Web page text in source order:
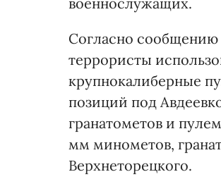
Согласно
террористы
крупнокалиберные
позиций под
гранатометов и
мм минометов,
Верхнеторецкого.